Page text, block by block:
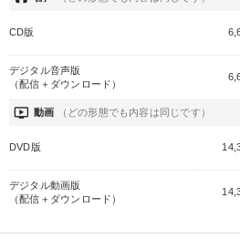
CD版
デジタル音声版
（配信＋ダウンロード）
ondemand_video 動画 （どの形態でも内容は同じです）
DVD版
デジタル動画版
（配信＋ダウンロード）